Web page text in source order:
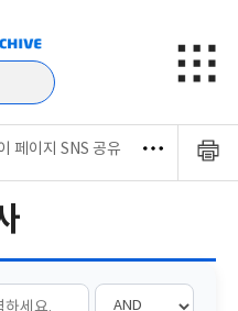
페이지 SNS 공유